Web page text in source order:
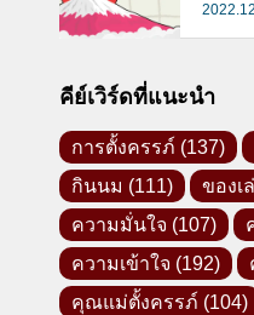
คีย์เวิร์ดที่แนะนำ
การตั้งครรภ์ (137)
กินนม (111) ของเ
ความมั่นใจ (107)
ความเข้าใจ (192)
คุณแม่ตั้งครรภ์ (104)